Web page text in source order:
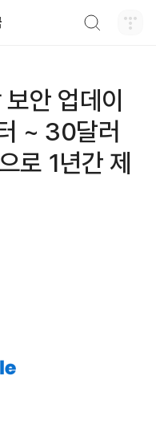
안 업데이
~ 30달러
로 1년간 제